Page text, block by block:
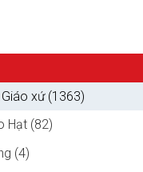
xứ (1363)
Hạt (82)
(4)